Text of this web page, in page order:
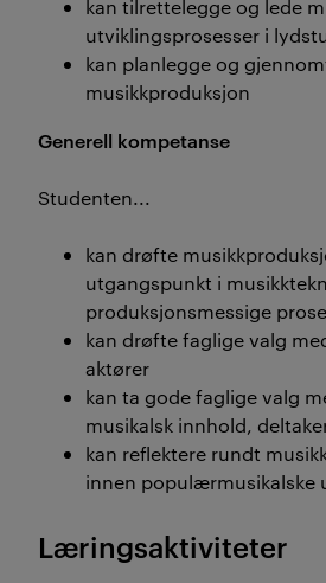
kan tilrettelegge og lede
utviklingsprosesser i
kan planlegge og
musikkproduksjon
Generell kompetanse
Studenten...
kan drøfte
utgangspunkt i
produksjonsmessige
kan drøfte faglige valg
aktører
kan ta gode faglige valg
musikalsk innhold,
kan reflektere rundt
innen populærmusikalske
Læringsaktiviteter